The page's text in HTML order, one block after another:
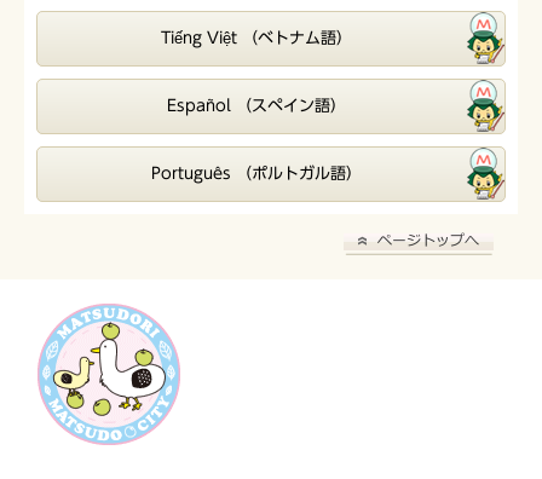
Tiếng Việt （ベトナム語）
Español （スペイン語）
Português （ポルトガル語）